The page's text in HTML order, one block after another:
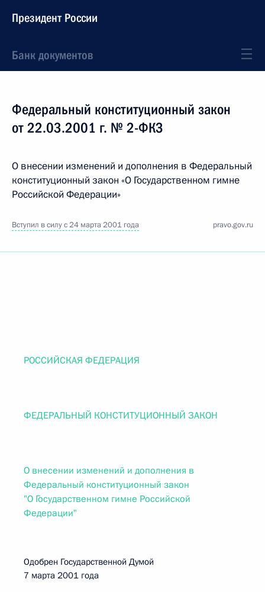
Президент России
Банк документов
Федеральный конституционный закон
от 22.03.2001 г. № 2-ФКЗ
О внесении изменений и дополнения в Федеральный
конституционный закон «О Государственном гимне
Российской Федерации»
Вступил в силу с 24 марта 2001 года pravo.gov.ru
РОССИЙСКАЯ ФЕДЕРАЦИЯ
ФЕДЕРАЛЬНЫЙ КОНСТИТУЦИОННЫЙ ЗАКОН
О внесении изменений и дополнения в
Федеральный конституционный закон
"О Государственном гимне Российской
Федерации"
Одобрен Государственной Думой
7 марта 2001 года